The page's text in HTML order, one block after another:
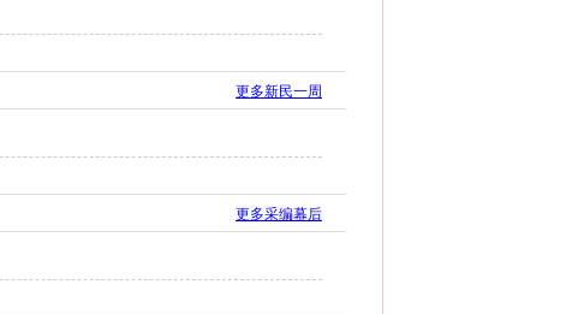
更多新民一周
更多采编幕后